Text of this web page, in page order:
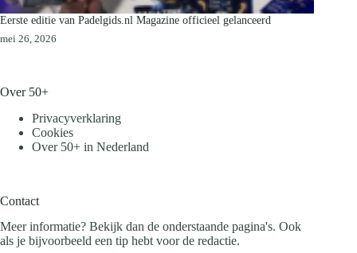
Eerste editie van Padelgids.nl Magazine officieel gelanceerd
mei 26, 2026
Over 50+
Privacyverklaring
Cookies
Over 50+ in Nederland
Contact
Meer informatie? Bekijk dan de onderstaande pagina's. Ook
als je bijvoorbeeld een tip hebt voor de redactie.